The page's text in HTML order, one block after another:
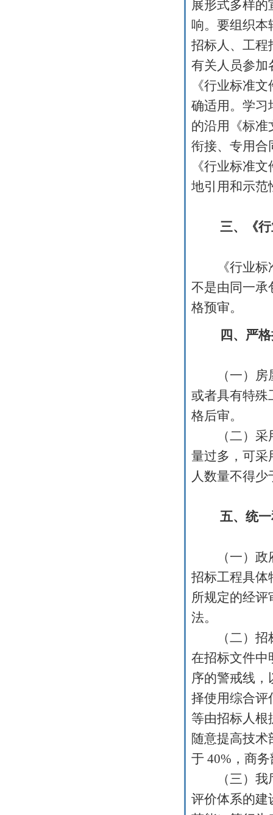
展形式多样
响。要组织本
招标人、工程
有关人员参加
《行业标准
确适用。学习
的沿用《标准
衔接、专用合
《行业标准
地引用和示范
三、《
《行业标准
不是由同一承
格预审。
四、严
（一）房屋
或者具有特殊
格后审。
（二）采用
量过多，可采
人数量不得
五、统一
（一）政府
招标工程具体
所规定的经
法。
（二）招标
在招标文件中
序的警戒线
择使用综合评
等由招标人根
随意提高技
于 40% ，商
（三）我厅
评价体系的建